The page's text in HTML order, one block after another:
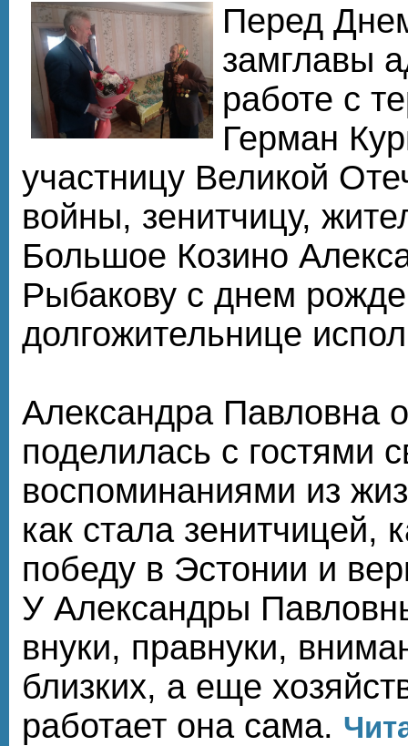
Перед
замглавы
работе с
Герман
участницу Великой
войны, зенитчицу,
Большое Козино
Рыбакову с днем
долгожительнице
Александра Павловна
поделилась с гостями
воспоминаниями из
как стала зенитчицей,
победу в Эстонии и
У Александры
внуки, правнуки,
близких, а еще
работает она сама.